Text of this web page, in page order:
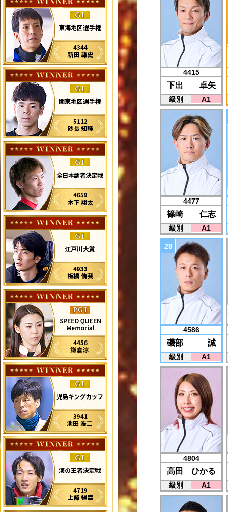
4415
下出 卓矢
級別 A1
4477
篠崎 仁志
級別 A1
4586
磯部 誠
級別 A1
4804
高田 ひかる
級別 A1